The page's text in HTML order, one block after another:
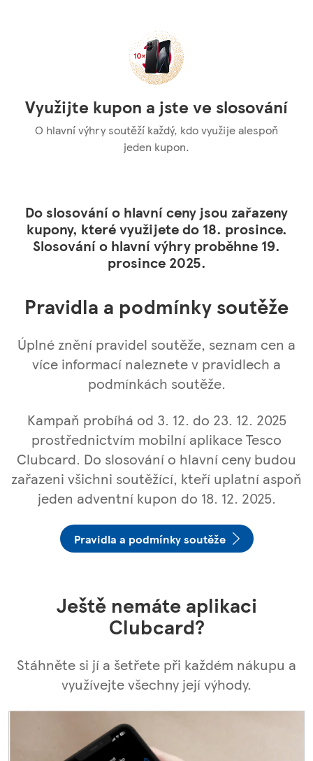
Využijte kupon a jste ve slosování
O hlavní výhry soutěží každý, kdo využije alespoň
jeden kupon.
Do slosování o hlavní ceny jsou zařazeny
kupony, které využijete do 18. prosince.
Slosování o hlavní výhry proběhne 19.
prosince 2025.
Pravidla a podmínky soutěže
Úplné znění pravidel soutěže, seznam cen a
více informací naleznete v pravidlech a
podmínkách soutěže.
Kampaň probíhá od 3. 12. do 23. 12. 2025
prostřednictvím mobilní aplikace Tesco
Clubcard. Do slosování o hlavní ceny budou
zařazeni všichni soutěžící, kteří uplatní aspoň
jeden adventní kupon do 18. 12. 2025.
Pravidla a podmínky soutěže
Ještě nemáte aplikaci
Clubcard?
Stáhněte si jí a šetřete při každém nákupu a
využívejte všechny její výhody.